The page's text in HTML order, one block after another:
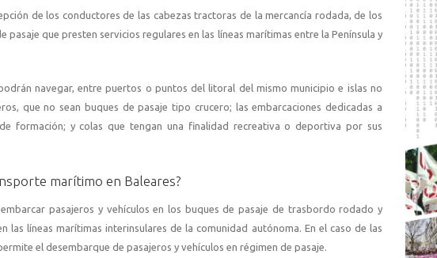
de los conductores de las cabezas tractoras de la mercancía rodada, de los
que presten servicios regulares en las líneas marítimas entre la Península y
navegar, entre puertos o puntos del litoral del mismo municipio e islas no
que no sean buques de pasaje tipo crucero; las embarcaciones dedicadas a
formación; y colas que tengan una finalidad recreativa o deportiva por sus
marítimo en Baleares?
pasajeros y vehículos en los buques de pasaje de trasbordo rodado y
las líneas marítimas interinsulares de la comunidad autónoma. En el caso de las
el desembarque de pasajeros y vehículos en régimen de pasaje.